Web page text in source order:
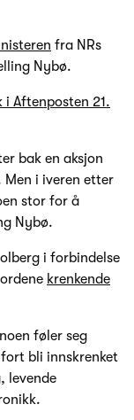
fra NRs
Nybø.
i Aftenposten 21.
bak en aksjon
i iveren etter
stor for å
Nybø.
i forbindelse
krenkende
føler seg
bli innskrenket
levende